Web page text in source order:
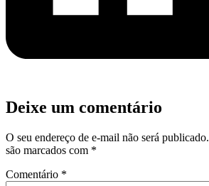
Deixe um comentário
O seu endereço de e-mail não será publicado.
são marcados com *
Comentário *